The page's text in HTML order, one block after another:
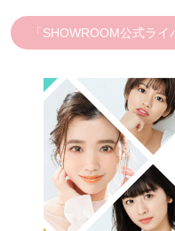
「SHOWROOM公式ラ